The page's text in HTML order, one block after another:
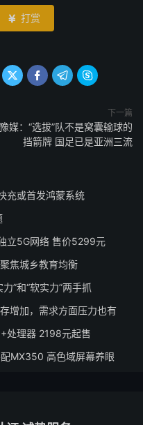
 打赏
   
下一篇
豫媒：“选拔”队不是窝囊输球的
挡箭牌 国足已是亚洲三流
充或首发鸿蒙系统
立5G网络 售价5299元
焦城乡教育均衡
”和“软实力”两手抓
增加，需求方面压力也有
处理器 2198元起售
MX350 高色域屏幕养眼